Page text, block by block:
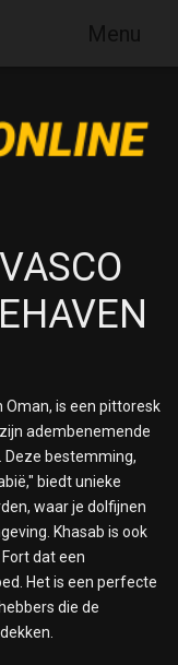
Menu
is een pittoresk
adembenemende
Deze bestemming,
biedt unieke
waar je dolfijnen
Khasab is ook
dat een
Het is een perfecte
die de